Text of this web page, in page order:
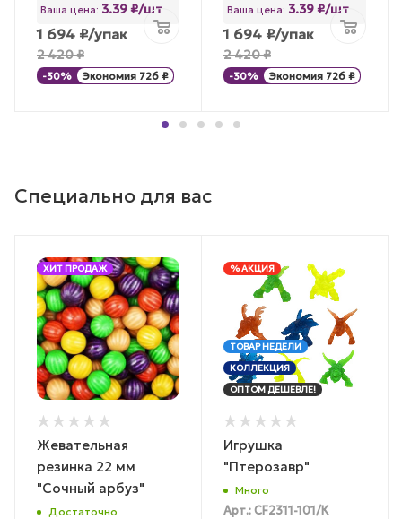
Ваша цена: 3.39 ₽/шт
1 694 ₽/упак
2 420₽
-30% Экономия 726 ₽
Ваша цена: 3.39 ₽/шт
1 694 ₽/упак
2 420₽
-30% Экономия 726 ₽
Специально для вас
ХИТ ПРОДАЖ
Жевательная
резинка 22 мм
"Сочный арбуз"
Достаточно
% АКЦИЯ
ТОВАР НЕДЕЛИ
КОЛЛЕКЦИЯ
ОПТОМ ДЕШЕВЛЕ!
Игрушка
"Птерозавр"
Много
Арт.: CF2311-101/К